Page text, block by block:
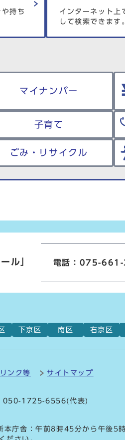
持ち
インターネット上
して検索できます
マイナンバー
子育て
ごみ・リサイクル
ル」 電話：075-
下京区 南区 右京区
ンク等 サイトマップ
050-1725-6556(代表)
庁舎：午前8時45分から午後5